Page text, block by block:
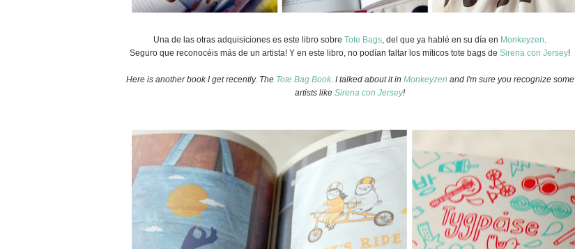
Una de las otras adquisiciones es este libro sobre Tote Bags, del que ya hablé en su día en Monkeyzen.
Seguro que reconocéis más de un artista! Y en este libro, no podían faltar los míticos tote bags de Sirena con Jersey!
Here is another book I get recently. The Tote Bag Book. I talked about it in Monkeyzen and I'm sure you recognize some
artists like Sirena con Jersey!